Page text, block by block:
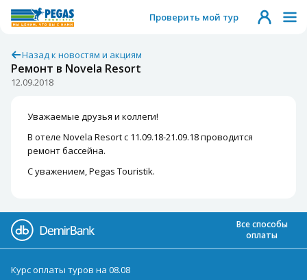
Проверить мой тур
Назад к новостям и акциям
Ремонт в Novela Resort
12.09.2018
Уважаемые друзья и коллеги!
В отеле Novela Resort с 11.09.18-21.09.18 проводится
ремонт бассейна.
С уважением, Pegas Touristik.
Все способы
оплаты
Курс оплаты туров на 08.08